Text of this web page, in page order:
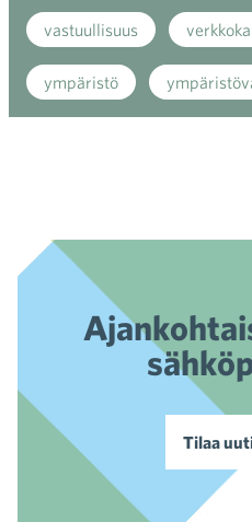
vastuullisuus
ympäristö
Tilaa